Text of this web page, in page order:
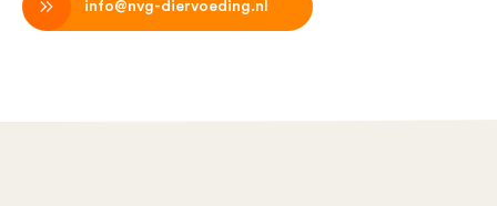
info@nvg-diervoeding.nl